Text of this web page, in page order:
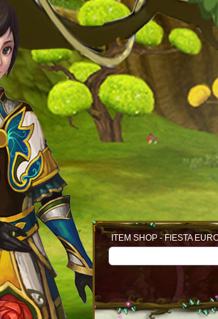
ITEM SHOP - FIESTA